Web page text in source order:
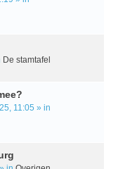
De stamtafel
11:05 » in